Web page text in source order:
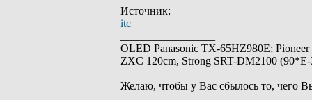
Источник:
itc
OLED Panasonic TX-65HZ980E;
ZXC 120cm, Strong SRT-DM2100
Желаю, чтобы у Вас сбылось то, чего